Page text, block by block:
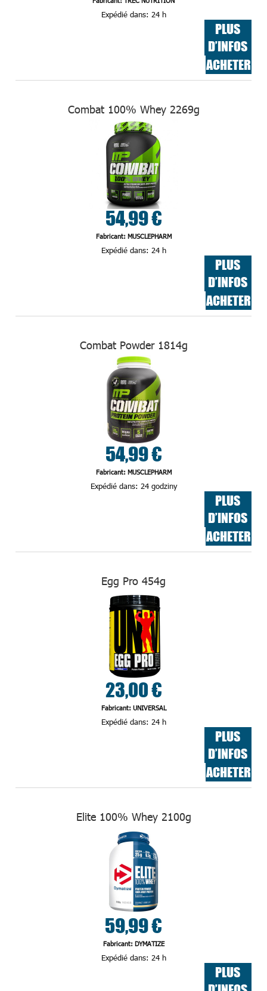
Expédié dans: 24 h
PLUS
D’INFOS
ACHETER
Combat 100% Whey 2269g
54,99 €
Fabricant: MUSCLEPHARM
Expédié dans: 24 h
PLUS
D’INFOS
ACHETER
Combat Powder 1814g
54,99 €
Fabricant: MUSCLEPHARM
Expédié dans: 24 godziny
PLUS
D’INFOS
ACHETER
Egg Pro 454g
23,00 €
Fabricant: UNIVERSAL
Expédié dans: 24 h
PLUS
D’INFOS
ACHETER
Elite 100% Whey 2100g
59,99 €
Fabricant: DYMATIZE
Expédié dans: 24 h
PLUS